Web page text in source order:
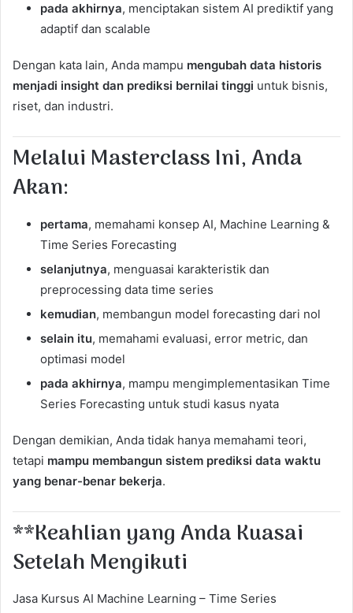
pada akhirnya, menciptakan sistem AI prediktif yang
adaptif dan scalable
Dengan kata lain, Anda mampu mengubah data historis
menjadi insight dan prediksi bernilai tinggi untuk bisnis,
riset, dan industri.
Melalui Masterclass Ini, Anda
Akan:
pertama, memahami konsep AI, Machine Learning &
Time Series Forecasting
selanjutnya, menguasai karakteristik dan
preprocessing data time series
kemudian, membangun model forecasting dari nol
selain itu, memahami evaluasi, error metric, dan
optimasi model
pada akhirnya, mampu mengimplementasikan Time
Series Forecasting untuk studi kasus nyata
Dengan demikian, Anda tidak hanya memahami teori,
tetapi mampu membangun sistem prediksi data waktu
yang benar-benar bekerja.
**Keahlian yang Anda Kuasai
Setelah Mengikuti
Jasa Kursus AI Machine Learning – Time Series